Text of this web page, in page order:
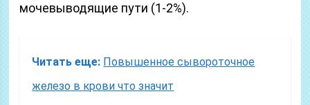
мочевыводящие пути (1-2%).
Читать еще: Повышенное сывороточное
железо в крови что значит